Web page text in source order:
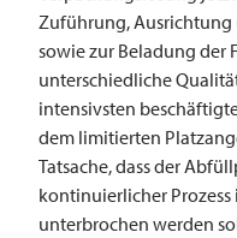
Zuführung, Ausrichtung
sowie zur Beladung der
unterschiedliche
intensivsten
dem limitierten
Tatsache, dass der
kontinuierlicher
unterbrochen werden